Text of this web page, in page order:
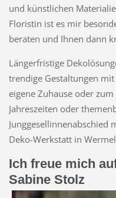
und künstlichen
Floristin ist es mir
beraten und Ihnen dann
Längerfristige
trendige Gestaltungen
eigene Zuhause oder
Jahreszeiten oder
Junggesellinnenabschied
Deko-Werkstatt in
Ich freue mich
Sabine Stolz